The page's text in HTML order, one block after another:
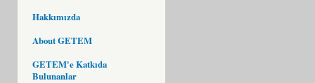
Hakkımızda
About GETEM
GETEM'e Katkıda
Bulunanlar